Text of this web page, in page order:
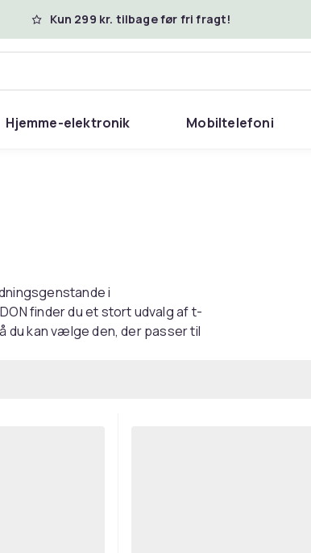
Kun 299 kr. tilbage før fri fragt!
Hjemme-elektronik Mobiltelefoni
i
finder du et stort udvalg af t-
du kan vælge den, der passer til